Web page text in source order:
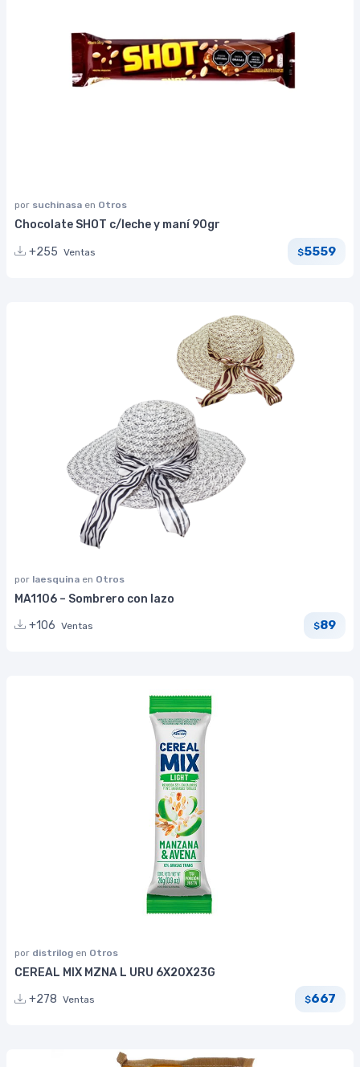
por suchinasa en Otros
Chocolate SHOT c/leche y maní 90gr
+255 Ventas $5559
por laesquina en Otros
MA1106 – Sombrero con lazo
+106 Ventas $89
por distrilog en Otros
CEREAL MIX MZNA L URU 6X20X23G
+278 Ventas $667